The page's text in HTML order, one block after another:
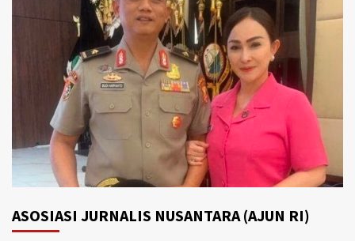
ASOSIASI JURNALIS NUSANTARA (AJUN RI)